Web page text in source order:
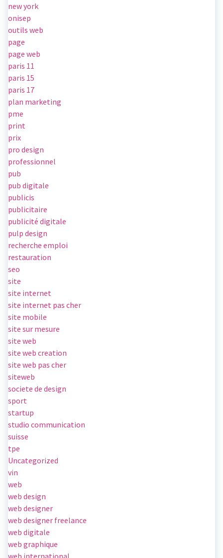
new york
onisep
outils web
page
page web
paris 11
paris 15
paris 17
plan marketing
pme
print
prix
pro design
professionnel
pub
pub digitale
publicis
publicitaire
publicité digitale
pulp design
recherche emploi
restauration
seo
site
site internet
site internet pas cher
site mobile
site sur mesure
site web
site web creation
site web pas cher
siteweb
societe de design
sport
startup
studio communication
suisse
tpe
Uncategorized
vin
web
web design
web designer
web designer freelance
web digitale
web graphique